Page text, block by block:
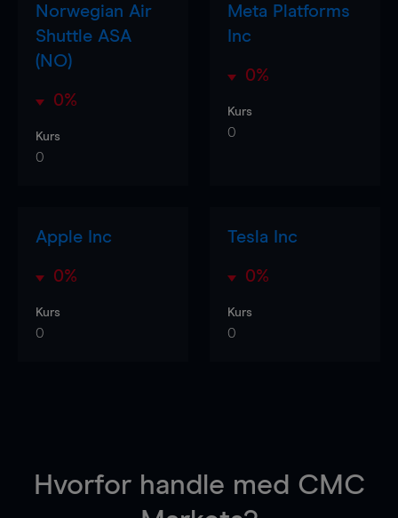
Norwegian Air
Shuttle ASA
(NO)
0%
Kurs
0
Meta Platforms
Inc
0%
Kurs
0
Apple Inc
0%
Kurs
0
Tesla Inc
0%
Kurs
0
Hvorfor handle med CMC